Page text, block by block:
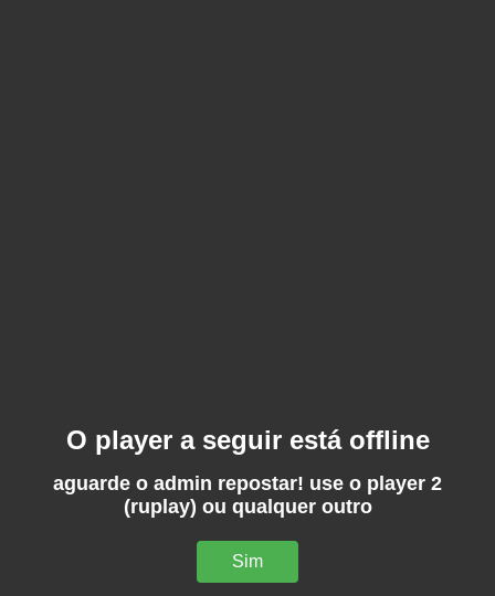
O player a seguir está offline
aguarde o admin repostar! use o player 2
(ruplay) ou qualquer outro
Sim